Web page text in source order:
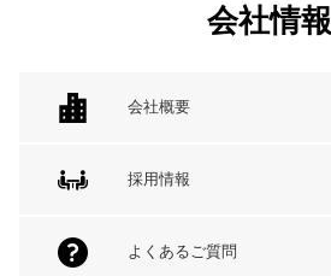
会社情報
会社概要
採用情報
よくあるご質問